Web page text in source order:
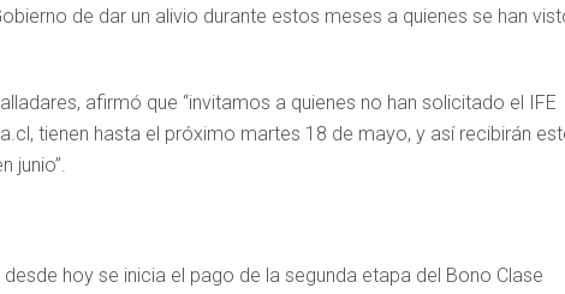
de dar un alivio durante estos meses a quienes se han
afirmó que “invitamos a quienes no han solicitado el IFE
tienen hasta el próximo martes 18 de mayo, y así recibirán
junio”.
hoy se inicia el pago de la segunda etapa del Bono Clase